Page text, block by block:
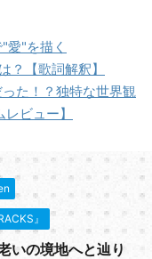
愛"を描く
？【歌詞解釈】
った！？独特な世界観
ビュー】
』
いの境地へと辿り